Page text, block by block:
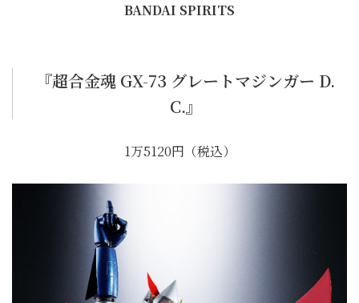
BANDAI SPIRITS
『超合金魂 GX-73 グレートマジンガー D.
C.』
1万5120円（税込）